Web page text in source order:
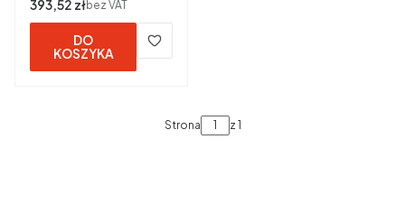
Cena
393,52 złbez VAT
DO
KOSZYKA
Strona z 1